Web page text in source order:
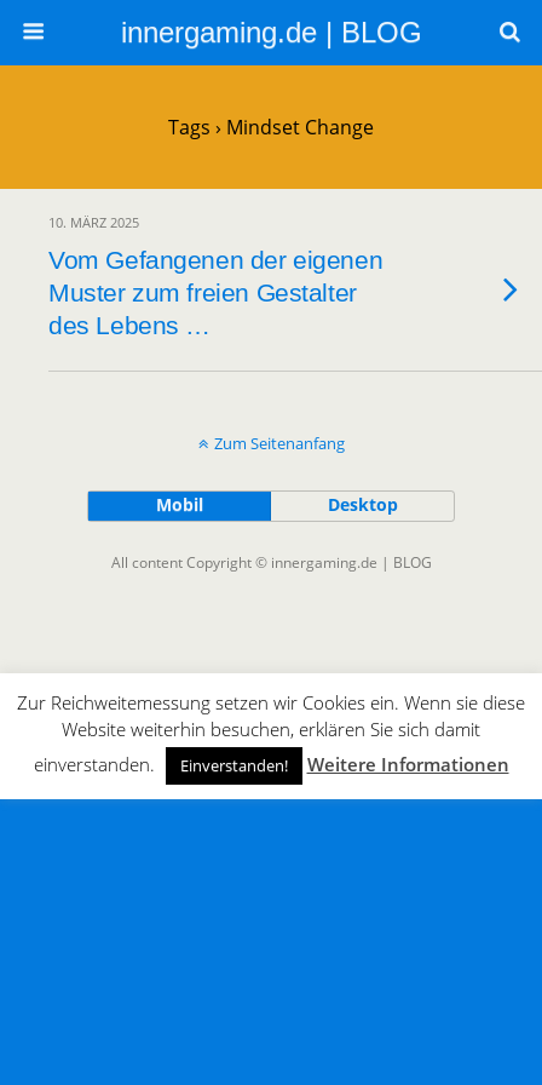
innergaming.de | BLOG
Tags › Mindset Change
10. MÄRZ 2025
Vom Gefangenen der eigenen
Muster zum freien Gestalter
des Lebens …
Zum Seitenanfang
Mobil Desktop
All content Copyright © innergaming.de | BLOG
Zur Reichweitemessung setzen wir Cookies ein. Wenn sie diese
Website weiterhin besuchen, erklären Sie sich damit
einverstanden.
Einverstanden! Weitere Informationen